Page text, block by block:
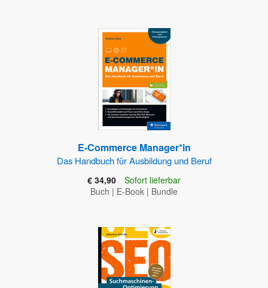
E-Commerce Manager*in
Das Handbuch für Ausbildung und Beruf
€ 34,90
Sofort lieferbar
Buch | E-Book | Bundle